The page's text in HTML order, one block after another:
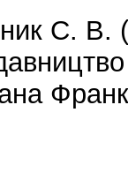
С. В.